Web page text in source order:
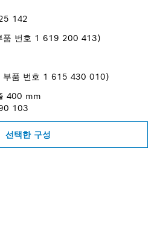
142
품 번호 1 619 200 413)
부품 번호 1 615 430 010)
400 mm
103
선택한 구성